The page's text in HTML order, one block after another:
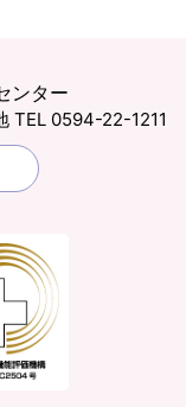
ンター
TEL 0594-22-1211